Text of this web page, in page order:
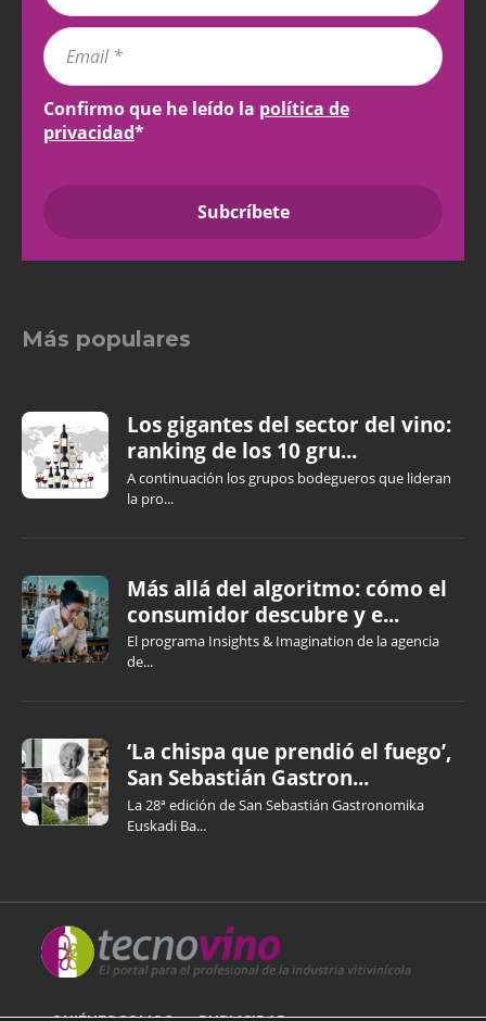
Confirmo que he leído la política de
privacidad*
Más populares
Los gigantes del sector del vino:
ranking de los 10 gru...
A continuación los grupos bodegueros que lideran
la pro...
Más allá del algoritmo: cómo el
consumidor descubre y e...
El programa Insights & Imagination de la agencia
de...
‘La chispa que prendió el fuego’,
San Sebastián Gastron...
La 28ª edición de San Sebastián Gastronomika
Euskadi Ba...